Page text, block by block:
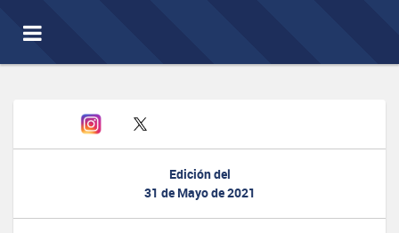
Toggle
navigation
Edición del
31 de Mayo de 2021